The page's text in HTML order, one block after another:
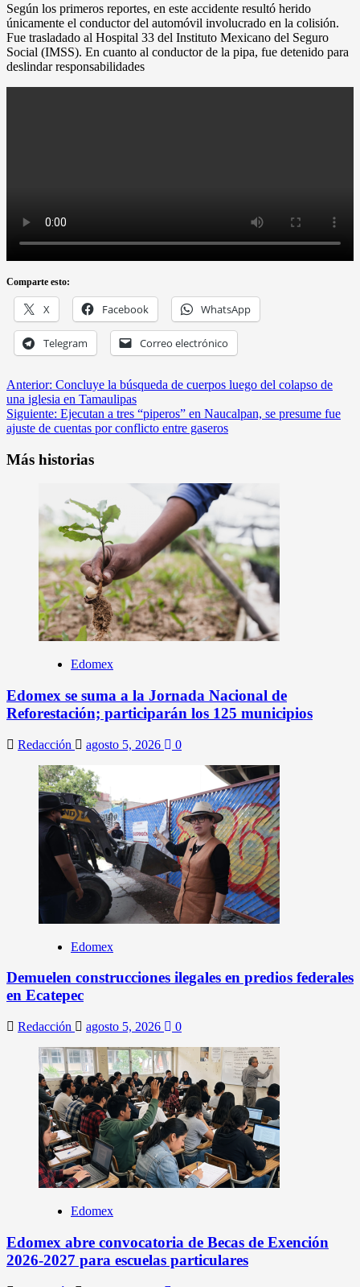
Según los primeros reportes, en este accidente resultó herido
únicamente el conductor del automóvil involucrado en la colisión.
Fue trasladado al Hospital 33 del Instituto Mexicano del Seguro
Social (IMSS). En cuanto al conductor de la pipa, fue detenido para
deslindar responsabilidades
Comparte esto:
X Facebook WhatsApp
Telegram Correo electrónico
Anterior: Concluye la búsqueda de cuerpos luego del colapso de
una iglesia en Tamaulipas
Siguiente: Ejecutan a tres “piperos” en Naucalpan, se presume fue
ajuste de cuentas por conflicto entre gaseros
Más historias
Edomex
Edomex se suma a la Jornada Nacional de
Reforestación; participarán los 125 municipios
Redacción agosto 5, 2026 0
Edomex
Demuelen construcciones ilegales en predios federales
en Ecatepec
Redacción agosto 5, 2026 0
Edomex
Edomex abre convocatoria de Becas de Exención
2026-2027 para escuelas particulares